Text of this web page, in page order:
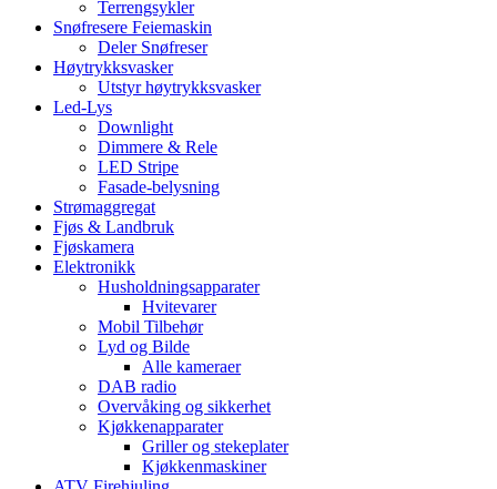
Terrengsykler
Snøfresere Feiemaskin
Deler Snøfreser
Høytrykksvasker
Utstyr høytrykksvasker
Led-Lys
Downlight
Dimmere & Rele
LED Stripe
Fasade-belysning
Strømaggregat
Fjøs & Landbruk
Fjøskamera
Elektronikk
Husholdningsapparater
Hvitevarer
Mobil Tilbehør
Lyd og Bilde
Alle kameraer
DAB radio
Overvåking og sikkerhet
Kjøkkenapparater
Griller og stekeplater
Kjøkkenmaskiner